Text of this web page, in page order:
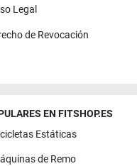
Legal
de Revocación
EN FITSHOP.ES
Estáticas
de Remo